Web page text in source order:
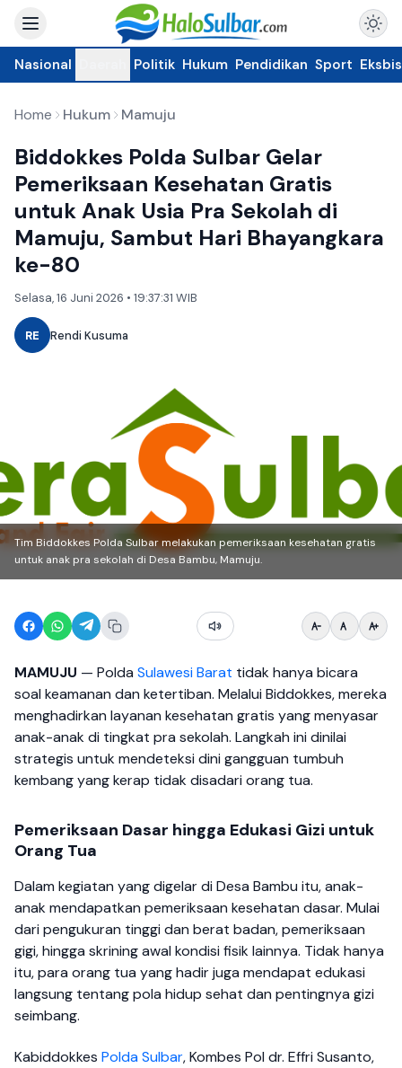
Nasional Politik Hukum Pendidikan Sport Eksbis
Home Hukum Mamuju
Biddokkes Polda Sulbar Gelar
Pemeriksaan Kesehatan Gratis
untuk Anak Usia Pra Sekolah di
Mamuju, Sambut Hari Bhayangkara
ke-80
Selasa, 16 Juni 2026 • 19:37:31 WIB
RE Rendi Kusuma
Tim Biddokkes Polda Sulbar melakukan pemeriksaan kesehatan gratis
untuk anak pra sekolah di Desa Bambu, Mamuju.
MAMUJU — Polda Sulawesi Barat tidak hanya bicara
soal keamanan dan ketertiban. Melalui Biddokkes, mereka
menghadirkan layanan kesehatan gratis yang menyasar
anak-anak di tingkat pra sekolah. Langkah ini dinilai
strategis untuk mendeteksi dini gangguan tumbuh
kembang yang kerap tidak disadari orang tua.
Pemeriksaan Dasar hingga Edukasi Gizi untuk
Orang Tua
Dalam kegiatan yang digelar di Desa Bambu itu, anak-
anak mendapatkan pemeriksaan kesehatan dasar. Mulai
dari pengukuran tinggi dan berat badan, pemeriksaan
gigi, hingga skrining awal kondisi fisik lainnya. Tidak hanya
itu, para orang tua yang hadir juga mendapat edukasi
langsung tentang pola hidup sehat dan pentingnya gizi
seimbang.
Kabiddokkes Polda Sulbar, Kombes Pol dr. Effri Susanto,